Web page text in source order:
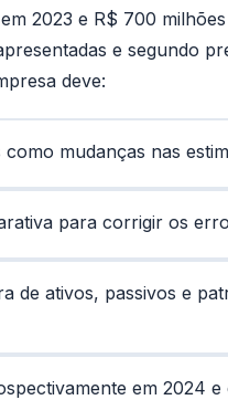
2023 e R$ 700
e segundo
deve:
mudanças nas
para corrigir os
de ativos, passivos e
em 2024